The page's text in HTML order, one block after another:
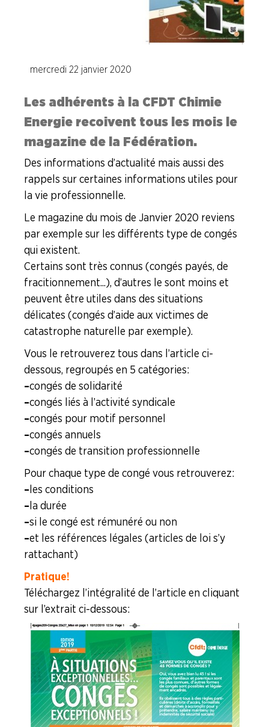
SERVICES
NOUS
CONNAÎTRE
AGENDA
Pourquoi
adhérer ?
mercredi 22 janvier 2020
Les adhérents à la CFDT Chimie
Energie recoivent tous les mois le
magazine de la Fédération.
Des informations d’actualité mais aussi des
rappels sur certaines informations utiles pour
la vie professionnelle.
Le magazine du mois de Janvier 2020 reviens
par exemple sur les différents type de congés
qui existent.
Certains sont très connus (congés payés, de
fracitionnement...), d’autres le sont moins et
peuvent être utiles dans des situations
délicates (congés d’aide aux victimes de
catastrophe naturelle par exemple).
Vous le retrouverez tous dans l’article ci-
dessous, regroupés en 5 catégories :
–congés de solidarité
–congés liés à l’activité syndicale
–congés pour motif personnel
–congés annuels
–congés de transition professionnelle
Pour chaque type de congé vous retrouverez :
– les conditions
– la durée
–si le congé est rémunéré ou non
–et les références légales (articles de loi s’y
rattachant)
Pratique !
Téléchargez l’intégralité de l’article en cliquant
sur l’extrait ci-dessous :